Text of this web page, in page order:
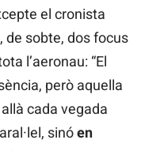
el cronista
de sobte, dos focus
l’aeronau: “El
però aquella
cada vegada
sinóen